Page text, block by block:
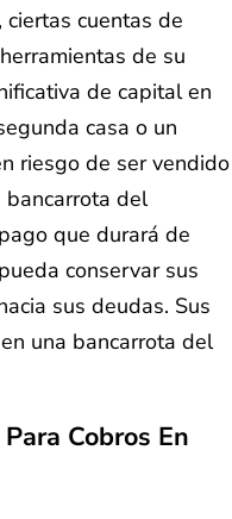
cuentas de
de su
de capital en
casa o un
riesgo de ser vendido
bancarrota del
que durará de
conservar sus
sus deudas. Sus
una bancarrota del
Cobros En